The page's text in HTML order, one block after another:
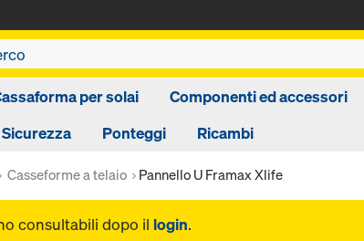
per solai
Componenti ed accessori
Ponteggi Ricambi
Casseforme a telaio Pannello U Framax Xlife
consultabili dopo il login.